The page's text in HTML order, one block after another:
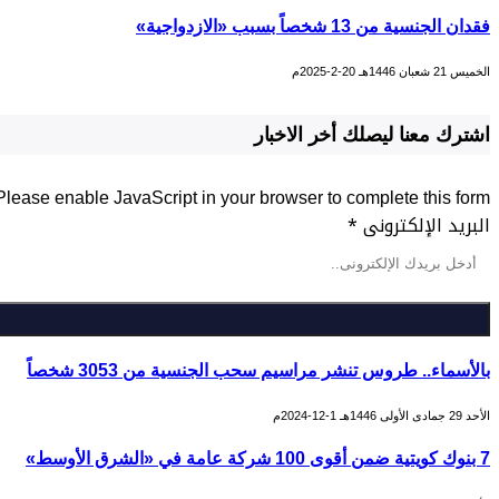
فقدان الجنسية من 13 شخصاً بسبب «الازدواجية»
الخميس 21 شعبان 1446هـ 20-2-2025م
اشترك معنا ليصلك أخر الاخبار
enable JavaScript in your browser to complete this form.
البريد الإلكترونى*
بالأسماء.. طروس تنشر مراسيم سحب الجنسية من 3053 شخصاً
الأحد 29 جمادى الأولى 1446هـ 1-12-2024م
7 بنوك كويتية ضمن أقوى 100 شركة عامة في «الشرق الأوسط»